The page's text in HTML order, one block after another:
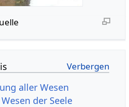
aller Wesen
der Seele